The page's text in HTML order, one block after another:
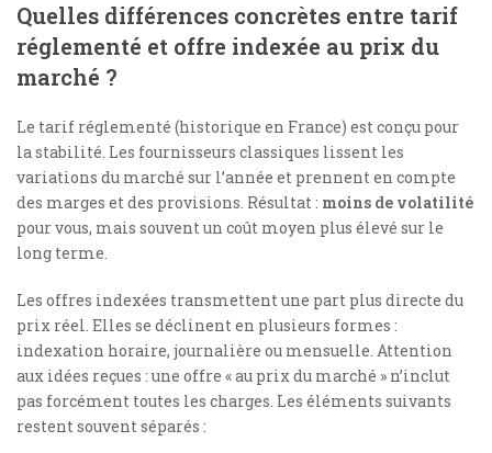
Quelles différences concrètes entre tarif
réglementé et offre indexée au prix du
marché ?
Le tarif réglementé (historique en France) est conçu pour
la stabilité. Les fournisseurs classiques lissent les
variations du marché sur l’année et prennent en compte
des marges et des provisions. Résultat : moins de volatilité
pour vous, mais souvent un coût moyen plus élevé sur le
long terme.
Les offres indexées transmettent une part plus directe du
prix réel. Elles se déclinent en plusieurs formes :
indexation horaire, journalière ou mensuelle. Attention
aux idées reçues : une offre « au prix du marché » n’inclut
pas forcément toutes les charges. Les éléments suivants
restent souvent séparés :